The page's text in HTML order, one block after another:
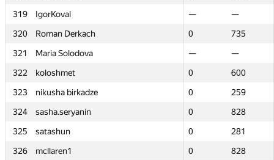
319
IgorKoval —
—
320
Roman Derkach 0
735
321
Maria Solodova —
—
322
koloshmet 0
600
323
nikusha birkadze 0
259
324
sasha.seryanin 0
828
325
satashun 0
281
326
mcllaren1 0
828
319
IgorKoval —
—
320
Roman Derkach 0
735
321
Maria Solodova —
—
322
koloshmet 0
600
323
nikusha birkadze 0
259
324
sasha.seryanin 0
828
325
satashun 0
281
326
mcllaren1 0
828